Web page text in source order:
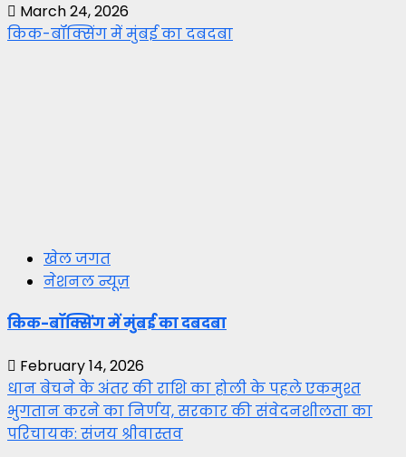
March 24, 2026
किक-बॉक्सिंग में मुंबई का दबदबा
खेल जगत
नेशनल न्यूज़
किक-बॉक्सिंग में मुंबई का दबदबा
February 14, 2026
धान बेचने के अंतर की राशि का होली के पहले एकमुश्त
भुगतान करने का निर्णय, सरकार की संवेदनशीलता का
परिचायक: संजय श्रीवास्तव